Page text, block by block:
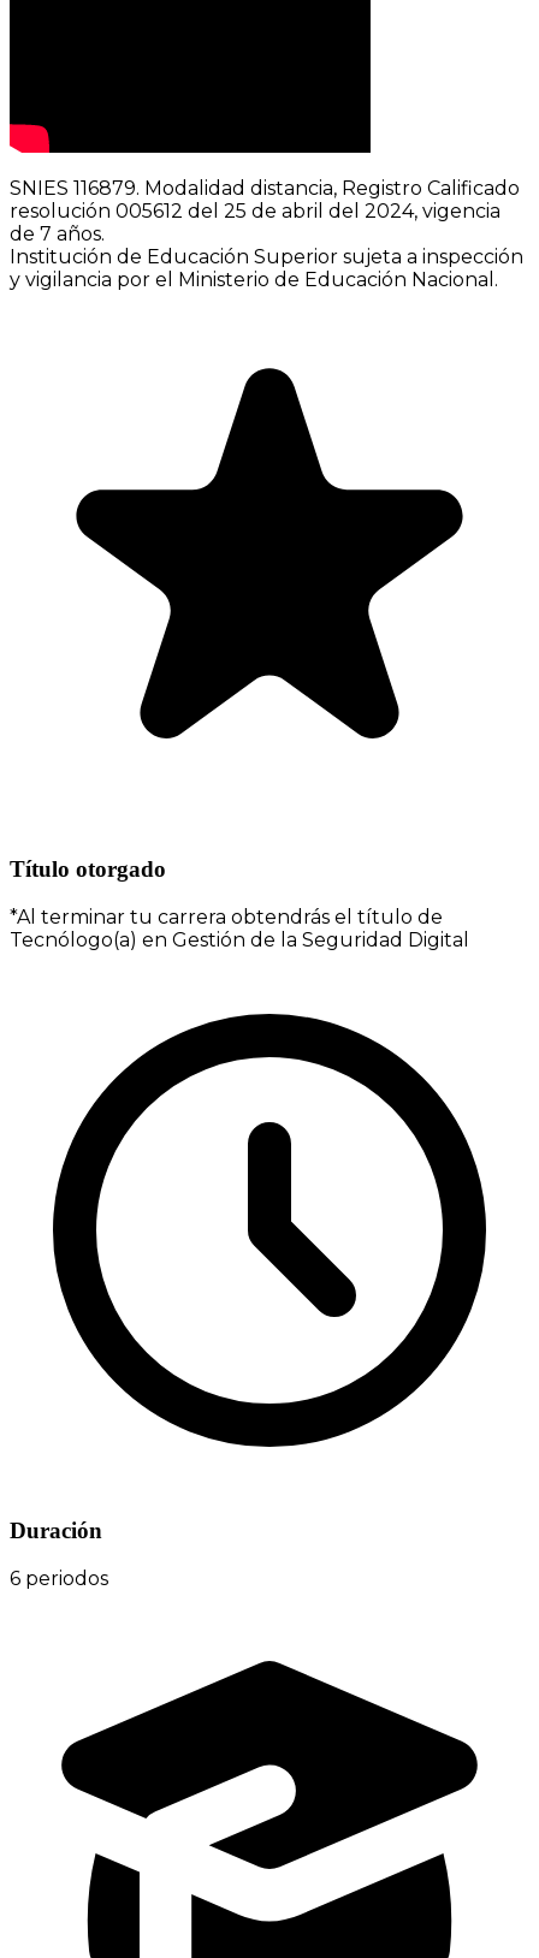
SNIES 116879. Modalidad distancia, Registro Calificado
resolución 005612 del 25 de abril del 2024, vigencia
de 7 años.
Institución de Educación Superior sujeta a inspección
y vigilancia por el Ministerio de Educación Nacional.
Título otorgado
*Al terminar tu carrera obtendrás el título de
Tecnólogo(a) en Gestión de la Seguridad Digital
Duración
6 periodos